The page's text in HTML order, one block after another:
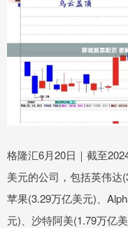
格隆汇6月20日｜截至
美元的公司，包括英伟达
苹果(3.29万亿美元)、
元)、沙特阿美(1.79万亿